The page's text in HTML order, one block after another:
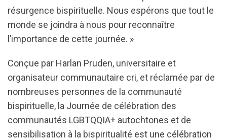
résurgence bispirituelle. Nous espérons que tout le
monde se joindra à nous pour reconnaître
l’importance de cette journée. »
Conçue par Harlan Pruden, universitaire et
organisateur communautaire cri, et réclamée par de
nombreuses personnes de la communauté
bispirituelle, la Journée de célébration des
communautés LGBTQQIA+ autochtones et de
sensibilisation à la bispiritualité est une célébration